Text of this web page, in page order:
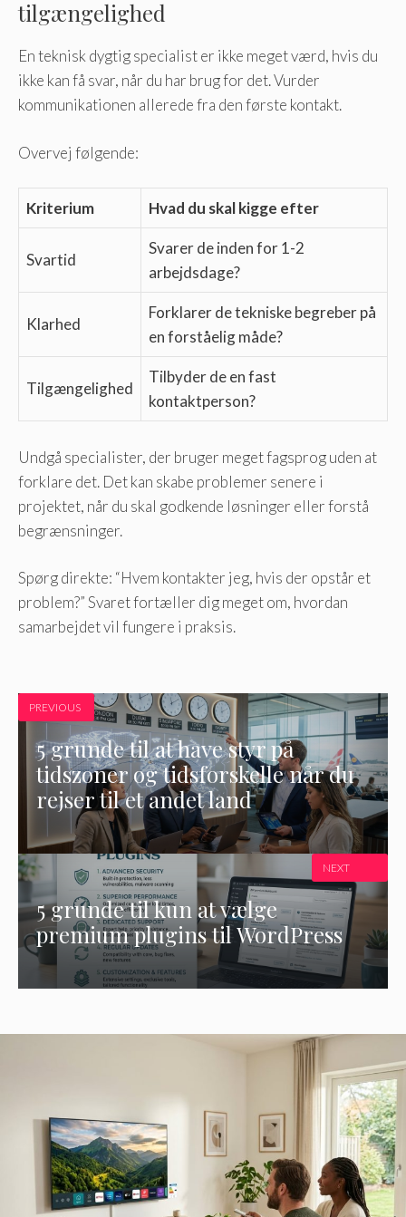
tilgængelighed
En teknisk dygtig specialist er ikke meget værd, hvis du
ikke kan få svar, når du har brug for det. Vurder
kommunikationen allerede fra den første kontakt.
Overvej følgende:
Kriterium Hvad du skal kigge efter
Svartid
Svarer de inden for 1-2
arbejdsdage?
Klarhed
Forklarer de tekniske begreber på
en forståelig måde?
Tilgængelighed
Tilbyder de en fast
kontaktperson?
Undgå specialister, der bruger meget fagsprog uden at
forklare det. Det kan skabe problemer senere i
projektet, når du skal godkende løsninger eller forstå
begrænsninger.
Spørg direkte: “Hvem kontakter jeg, hvis der opstår et
problem?” Svaret fortæller dig meget om, hvordan
samarbejdet vil fungere i praksis.
PREVIOUS
5 grunde til at have styr på
tidszoner og tidsforskelle når du
rejser til et andet land
5 grunde til kun at vælge
premium plugins til WordPress
NEXT